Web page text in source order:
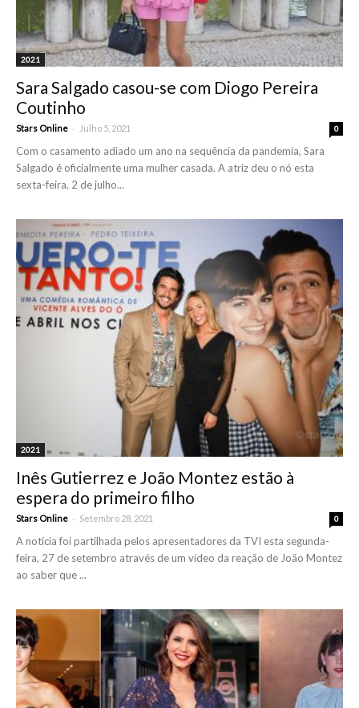
2021
Sara Salgado casou-se com Diogo Pereira
Coutinho
Stars Online - Julho 5, 2021 0
Com o casamento adiado um ano na sequência da pandemia, Sara
Salgado é oficialmente uma mulher casada. A atriz deu o nó esta
sexta-feira, 2 de julho...
2021
Inês Gutierrez e João Montez estão à
espera do primeiro filho
Stars Online - Setembro 28, 2021 0
A notícia foi partilhada pelos apresentadores da TVI esta segunda-
feira, 27 de setembro através de um vídeo da reação de João Montez
ao saber que ...